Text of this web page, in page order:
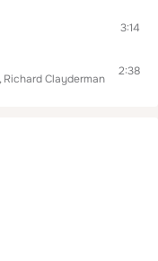
3:14
Richard Clayderman
2:38